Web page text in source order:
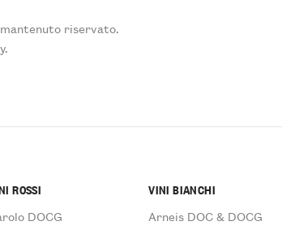
riservato.
ROSSI
DOCG
VINI BIANCHI
Arneis DOC & DOCG